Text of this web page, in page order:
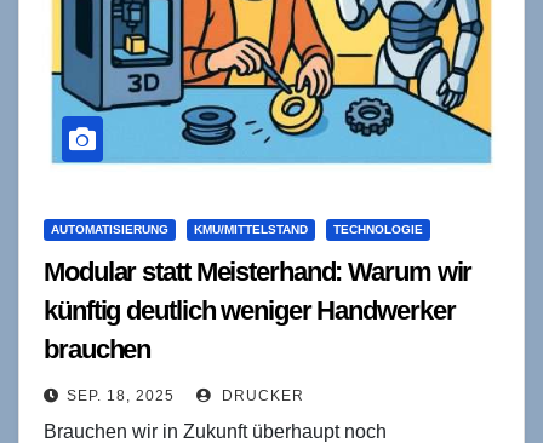
AUTOMATISIERUNG KMU/MITTELSTAND TECHNOLOGIE
Modular statt Meisterhand: Warum wir
künftig deutlich weniger Handwerker
brauchen
SEP. 18, 2025 DRUCKER
Brauchen wir in Zukunft überhaupt noch